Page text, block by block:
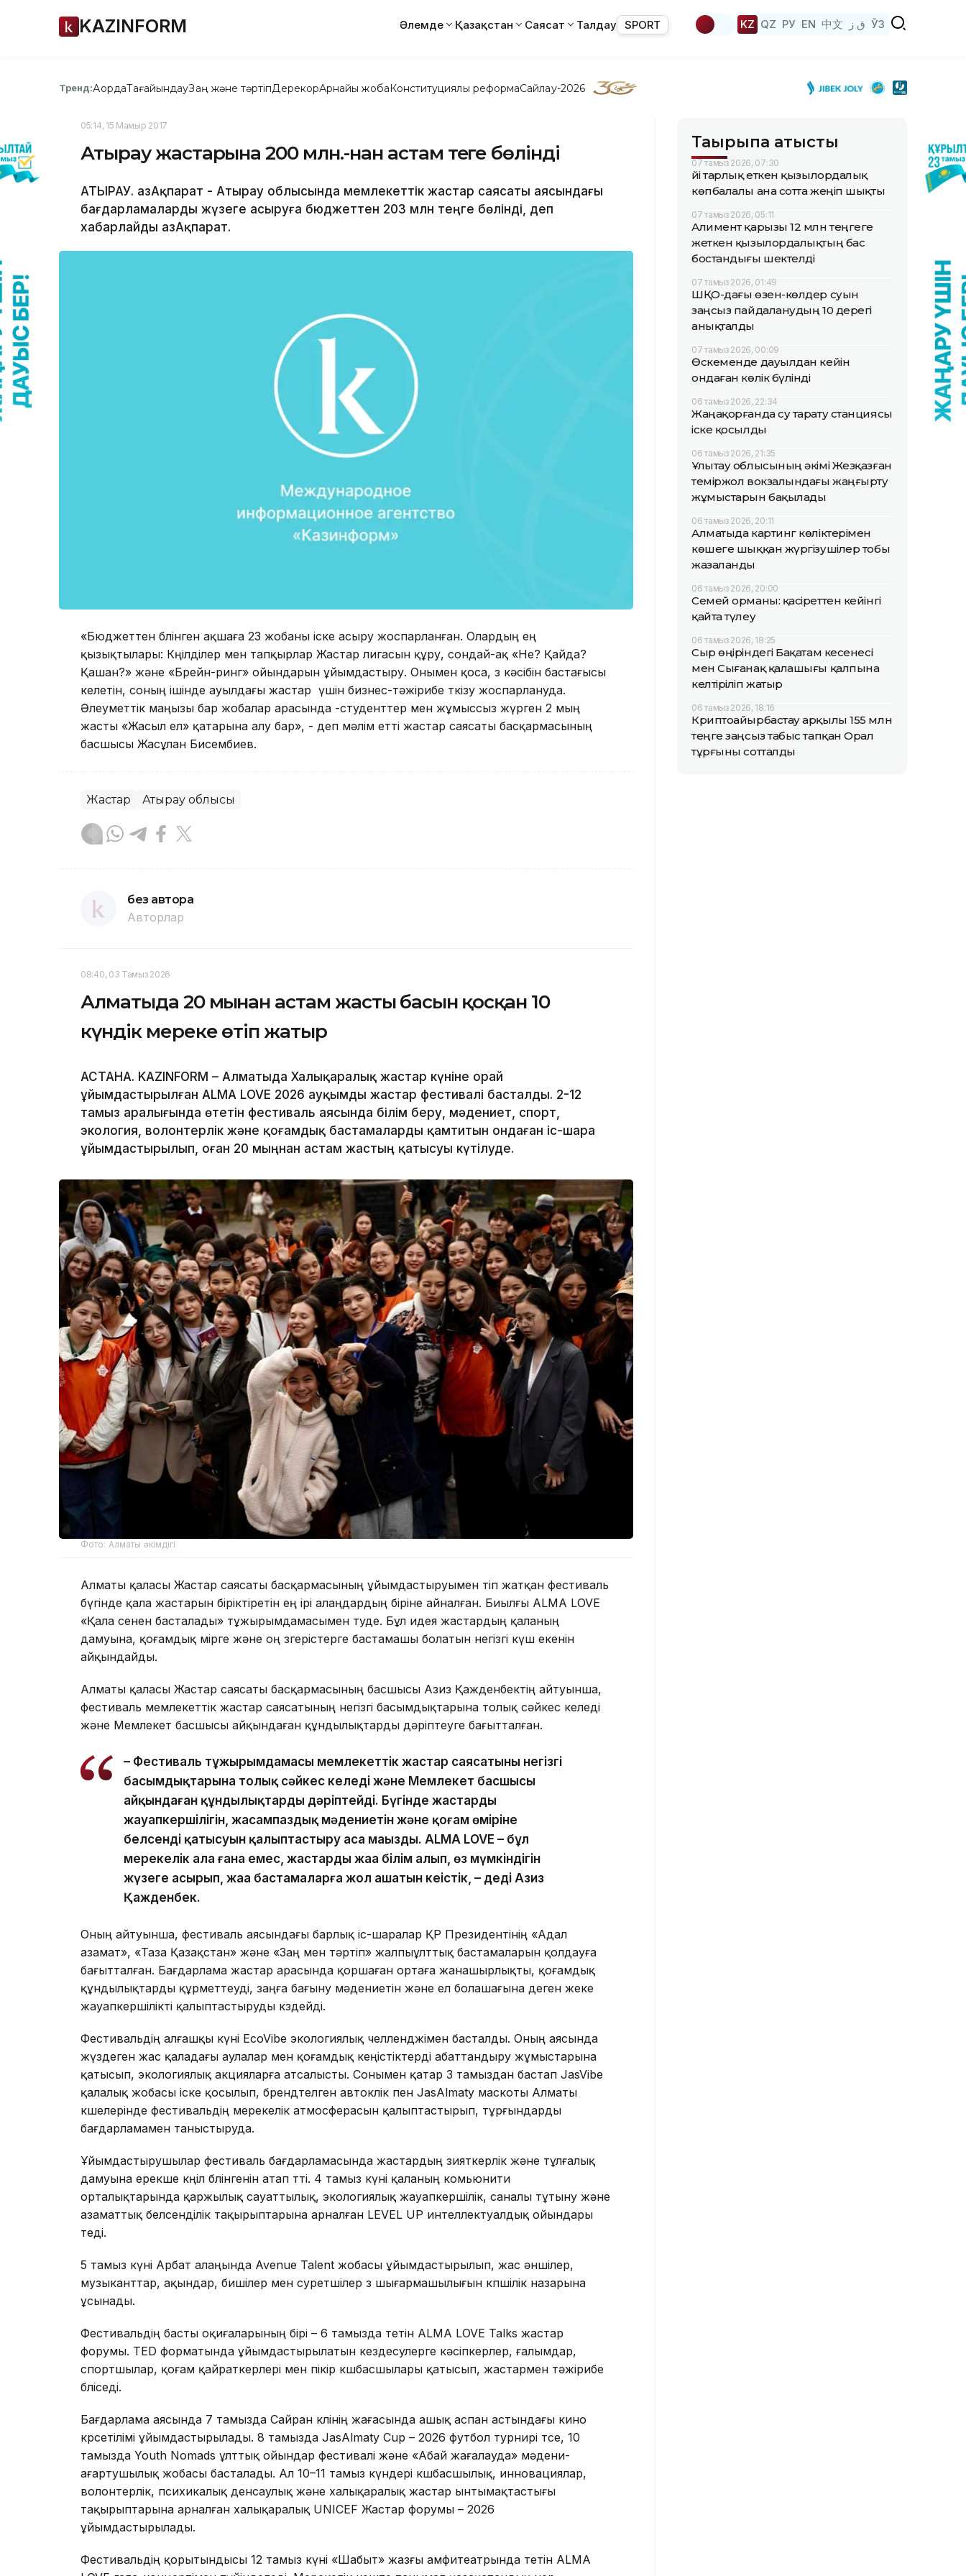
KAZINFORM Әлемде Қазақстан Саясат Талдау SPORT KZ QZ РУ EN 中文 ق ز ЎЗ
Тренд:АқордаТағайындауЗаң және тәртіпДерекқорАрнайы жобаКонституциялық реформаСайлау-2026
05:14, 15 Мамыр 2017
Атырау жастарына 200 млн.-нан астам теңге бөлінді
АТЫРАУ. ҚазАқпарат - Атырау облысында мемлекеттік жастар саясаты аясындағы
бағдарламаларды жүзеге асыруға бюджеттен 203 млн теңге бөлінді, деп
хабарлайды ҚазАқпарат.
«Бюджеттен бөлінген ақшаға 23 жобаны іске асыру жоспарланған. Олардың ең
қызықтылары: Көңілділер мен тапқырлар Жастар лигасын құру, сондай-ақ «Не? Қайда?
Қашан?» және «Брейн-ринг» ойындарын ұйымдастыру. Онымен қоса, өз кәсібін бастағысы
келетін, соның ішінде ауылдағы жастар үшін бизнес-тәжірибе өткізу жоспарлануда.
Әлеуметтік маңызы бар жобалар арасында -студенттер мен жұмыссыз жүрген 2 мың
жасты «Жасыл ел» қатарына алу бар», - деп мәлім етті жастар саясаты басқармасының
басшысы Жасұлан Бисембиев.
Жастар Атырау облысы
без автора
Авторлар
08:40, 03 Тамыз 2026
Алматыда 20 мыңнан астам жастың басын қосқан 10
күндік мереке өтіп жатыр
АСТАНА. KAZINFORM – Алматыда Халықаралық жастар күніне орай
ұйымдастырылған ALMA LOVE 2026 ауқымды жастар фестивалі басталды. 2-12
тамыз аралығында өтетін фестиваль аясында білім беру, мәдениет, спорт,
экология, волонтерлік және қоғамдық бастамаларды қамтитын ондаған іс-шара
ұйымдастырылып, оған 20 мыңнан астам жастың қатысуы күтілуде.
Фото: Алматы әкімдігі
Алматы қаласы Жастар саясаты басқармасының ұйымдастыруымен өтіп жатқан фестиваль
бүгінде қала жастарын біріктіретін ең ірі алаңдардың біріне айналған. Биылғы ALMA LOVE
«Қала сенен басталады» тұжырымдамасымен өтуде. Бұл идея жастардың қаланың
дамуына, қоғамдық өмірге және оң өзгерістерге бастамашы болатын негізгі күш екенін
айқындайды.
Алматы қаласы Жастар саясаты басқармасының басшысы Азиз Қажденбектің айтуынша,
фестиваль мемлекеттік жастар саясатының негізгі басымдықтарына толық сәйкес келеді
және Мемлекет басшысы айқындаған құндылықтарды дәріптеуге бағытталған.
– Фестиваль тұжырымдамасы мемлекеттік жастар саясатының негізгі
басымдықтарына толық сәйкес келеді және Мемлекет басшысы
айқындаған құндылықтарды дәріптейді. Бүгінде жастардың
жауапкершілігін, жасампаздық мәдениетін және қоғам өміріне
белсенді қатысуын қалыптастыру аса маңызды. ALMA LOVE – бұл
мерекелік алаң ғана емес, жастардың жаңа білім алып, өз мүмкіндігін
жүзеге асырып, жаңа бастамаларға жол ашатын кеңістік, – деді Азиз
Қажденбек.
Оның айтуынша, фестиваль аясындағы барлық іс-шаралар ҚР Президентінің «Адал
азамат», «Таза Қазақстан» және «Заң мен тәртіп» жалпыұлттық бастамаларын қолдауға
бағытталған. Бағдарлама жастар арасында қоршаған ортаға жанашырлықты, қоғамдық
құндылықтарды құрметтеуді, заңға бағыну мәдениетін және ел болашағына деген жеке
жауапкершілікті қалыптастыруды көздейді.
Фестивальдің алғашқы күні EcoVibe экологиялық челленджімен басталды. Оның аясында
жүздеген жас қаладағы аулалар мен қоғамдық кеңістіктерді абаттандыру жұмыстарына
қатысып, экологиялық акцияларға атсалысты. Сонымен қатар 3 тамыздан бастап JasVibe
қалалық жобасы іске қосылып, брендтелген автокөлік пен JasAlmaty маскоты Алматы
көшелерінде фестивальдің мерекелік атмосферасын қалыптастырып, тұрғындарды
бағдарламамен таныстыруда.
Ұйымдастырушылар фестиваль бағдарламасында жастардың зияткерлік және тұлғалық
дамуына ерекше көңіл бөлінгенін атап өтті. 4 тамыз күні қаланың комьюнити
орталықтарында қаржылық сауаттылық, экологиялық жауапкершілік, саналы тұтыну және
азаматтық белсенділік тақырыптарына арналған LEVEL UP интеллектуалдық ойындары
өтеді.
5 тамыз күні Арбат алаңында Avenue Talent жобасы ұйымдастырылып, жас әншілер,
музыканттар, ақындар, бишілер мен суретшілер өз шығармашылығын көпшілік назарына
ұсынады.
Фестивальдің басты оқиғаларының бірі – 6 тамызда өтетін ALMA LOVE Talks жастар
форумы. TED форматында ұйымдастырылатын кездесулерге кәсіпкерлер, ғалымдар,
спортшылар, қоғам қайраткерлері мен пікір көшбасшылары қатысып, жастармен тәжірибе
бөліседі.
Бағдарлама аясында 7 тамызда Сайран көлінің жағасында ашық аспан астындағы кино
көрсетілімі ұйымдастырылады. 8 тамызда JasAlmaty Cup – 2026 футбол турнирі өтсе, 10
тамызда Youth Nomads ұлттық ойындар фестивалі және «Абай жағалауда» мәдени-
ағартушылық жобасы басталады. Ал 10–11 тамыз күндері көшбасшылық, инновациялар,
волонтерлік, психикалық денсаулық және халықаралық жастар ынтымақтастығы
тақырыптарына арналған халықаралық UNICEF Жастар форумы – 2026
ұйымдастырылады.
Фестивальдің қорытындысы 12 тамыз күні «Шабыт» жазғы амфитеатрында өтетін ALMA
Тақырыпқа қатысты
07 тамыз 2026, 07:30
Үйі тарлық еткен қызылордалық
көпбалалы ана сотта жеңіп шықты
07 тамыз 2026, 05:11
Алимент қарызы 12 млн теңгеге
жеткен қызылордалықтың бас
бостандығы шектелді
07 тамыз 2026, 01:49
ШҚО-дағы өзен-көлдер суын
заңсыз пайдаланудың 10 дерегі
анықталды
07 тамыз 2026, 00:09
Өскеменде дауылдан кейін
ондаған көлік бүлінді
06 тамыз 2026, 22:34
Жаңақорғанда су тарату станциясы
іске қосылды
06 тамыз 2026, 21:35
Ұлытау облысының әкімі Жезқазған
теміржол вокзалындағы жаңғырту
жұмыстарын бақылады
06 тамыз 2026, 20:11
Алматыда картинг көліктерімен
көшеге шыққан жүргізушілер тобы
жазаланды
06 тамыз 2026, 20:00
Семей орманы: қасіреттен кейінгі
қайта түлеу
06 тамыз 2026, 18:25
Сыр өңіріндегі Бақатам кесенесі
мен Сығанақ қалашығы қалпына
келтіріліп жатыр
06 тамыз 2026, 18:16
Криптоайырбастау арқылы 155 млн
теңге заңсыз табыс тапқан Орал
тұрғыны сотталды